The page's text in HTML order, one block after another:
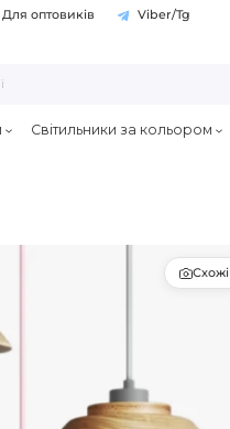
Для оптовиків Viber/Tg
Світильники за кольором
Схожі